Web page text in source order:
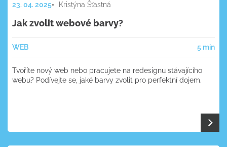
23. 04. 2025 Kristýna Šťastná
Jak zvolit webové barvy?
WEB 5 min
Tvoříte nový web nebo pracujete na redesignu stávajícího
webu? Podívejte se, jaké barvy zvolit pro perfektní dojem.